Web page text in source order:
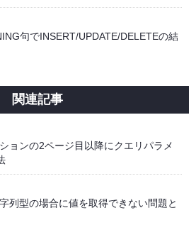
句でINSERT/UPDATE/DELETEの結
関連記事
ョンの2ページ目以降にクエリパラメ
列型の場合に値を取得できない問題と